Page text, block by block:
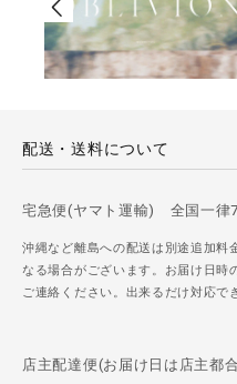
配送・送料について
宅急便(ヤマト運輸) 全国一律
沖縄など離島への配送は別途追加料
なる場合がございます。お届け日時
ご連絡ください。出来るだけ対応で
店主配達便(お届け日は店主都